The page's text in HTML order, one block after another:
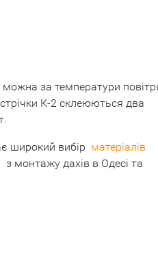
за температури
К-2 склеюються два
широкий вибір матеріалів
з монтажу дахів в Одесі та